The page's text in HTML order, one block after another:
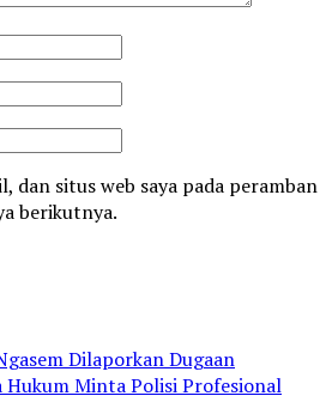
dan situs web saya pada peramban
berikutnya.